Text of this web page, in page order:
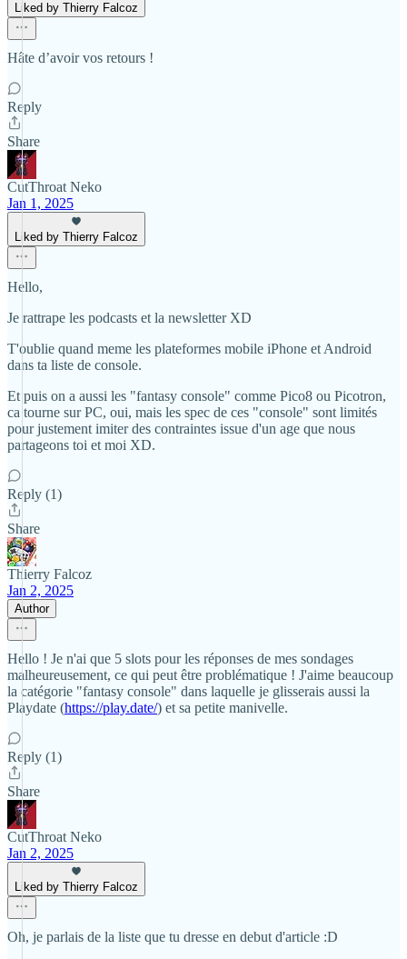
Liked by Thierry Falcoz
Hâte d’avoir vos retours !
Reply
Share
CutThroat Neko
Jan 1, 2025
Liked by Thierry Falcoz
Hello,
Je rattrape les podcasts et la newsletter XD
T'oublie quand meme les plateformes mobile iPhone et Android
dans ta liste de console.
Et puis on a aussi les "fantasy console" comme Pico8 ou Picotron,
ca tourne sur PC, oui, mais les spec de ces "console" sont limités
pour justement imiter des contraintes issue d'un age que nous
partageons toi et moi XD.
Reply (1)
Share
Thierry Falcoz
Jan 2, 2025
Author
Hello ! Je n'ai que 5 slots pour les réponses de mes sondages
malheureusement, ce qui peut être problématique ! J'aime beaucoup
la catégorie "fantasy console" dans laquelle je glisserais aussi la
Playdate (https://play.date/) et sa petite manivelle.
Reply (1)
Share
CutThroat Neko
Jan 2, 2025
Liked by Thierry Falcoz
Oh, je parlais de la liste que tu dresse en debut d'article :D